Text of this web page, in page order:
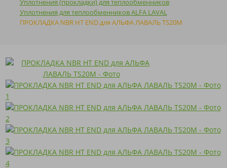
Уплотнения для теплообменников ALFA LAVAL
ПРОКЛАДКА NBR HT END для АЛЬФА ЛАВАЛЬ TS20M